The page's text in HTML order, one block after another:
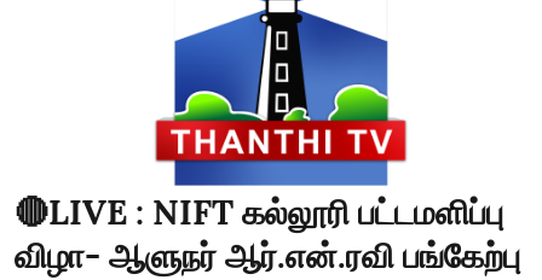
🔴LIVE : NIFT கல்லூரி பட்டமளிப்பு
விழா- ஆளுநர் ஆர்.என்.ரவி பங்கேற்பு